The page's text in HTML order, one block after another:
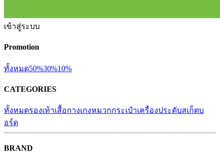
เข้าสู่ระบบ
Promotion
ทั้งหมด50%30%10%
CATEGORIES
ทั้งหมดรองเท้าเสื้อกางเกงหมวกกระเป๋าเครื่องประดับสเก็ตบ
อร์ด
BRAND